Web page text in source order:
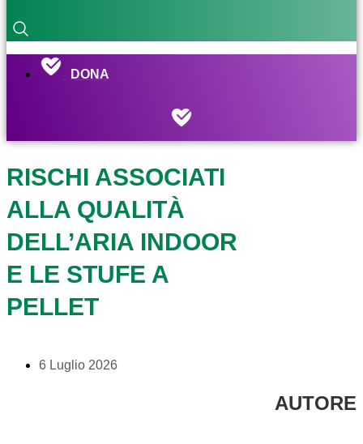
DONA
RISCHI ASSOCIATI
ALLA QUALITÀ
DELL’ARIA INDOOR
E LE STUFE A
PELLET
6 Luglio 2026
AUTORE